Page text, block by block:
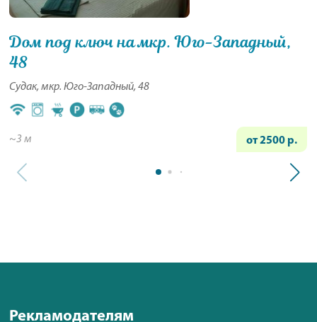
Дом под ключ на мкр. Юго-Западный,
48
Судак, мкр. Юго-Западный, 48
~3 м от 2500 р.
Рекламодателям